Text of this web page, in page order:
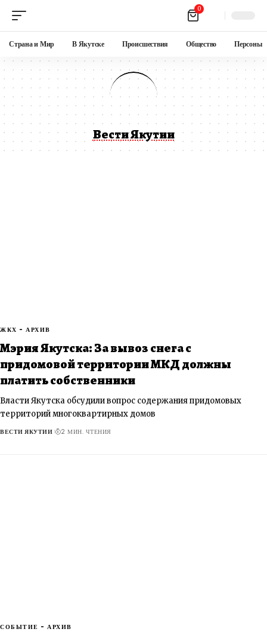
0
Страна и Мир В Якутске Происшествия Общество Персоны
Вести Якутии
ЖКХ - АРХИВ
Мэрия Якутска: За вывоз снега с
придомовой территории МКД должны
платить собственники
Власти Якутска обсудили вопрос содержания придомовых
территорий многоквартирных домов
ВЕСТИ ЯКУТИИ 2 МИН. ЧТЕНИЯ
СОБЫТИЕ - АРХИВ